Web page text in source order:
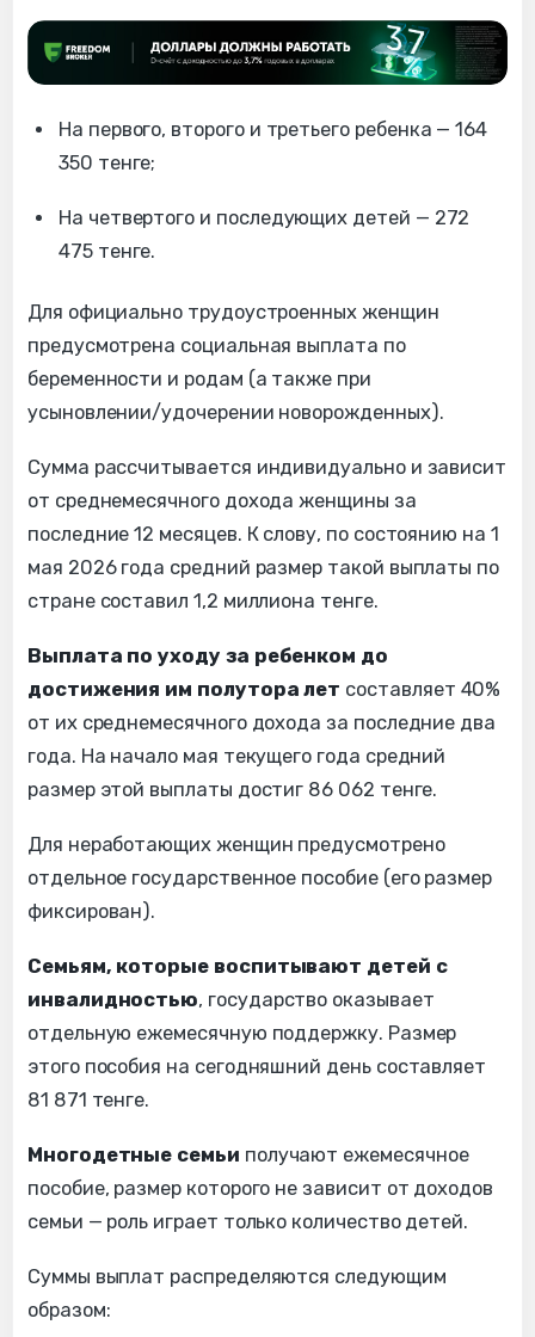
На первого, второго и третьего ребенка — 164
350 тенге;
На четвертого и последующих детей — 272
475 тенге.
Для официально трудоустроенных женщин
предусмотрена социальная выплата по
беременности и родам (а также при
усыновлении/удочерении новорожденных).
Сумма рассчитывается индивидуально и зависит
от среднемесячного дохода женщины за
последние 12 месяцев. К слову, по состоянию на 1
мая 2026 года средний размер такой выплаты по
стране составил 1,2 миллиона тенге.
Выплата по уходу за ребенком до
достижения им полутора лет составляет 40%
от их среднемесячного дохода за последние два
года. На начало мая текущего года средний
размер этой выплаты достиг 86 062 тенге.
Для неработающих женщин предусмотрено
отдельное государственное пособие (его размер
фиксирован).
Семьям, которые воспитывают детей с
инвалидностью, государство оказывает
отдельную ежемесячную поддержку. Размер
этого пособия на сегодняшний день составляет
81 871 тенге.
Многодетные семьи получают ежемесячное
пособие, размер которого не зависит от доходов
семьи — роль играет только количество детей.
Суммы выплат распределяются следующим
образом: